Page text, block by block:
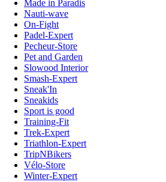
Made in Paradis
Nauti-wave
On-Fight
Padel-Expert
Pecheur-Store
Pet and Garden
Slowood Interior
Smash-Expert
Sneak'In
Sneakids
Sport is good
Training-Fit
Trek-Expert
Triathlon-Expert
TripNBikers
Vélo-Store
Winter-Expert